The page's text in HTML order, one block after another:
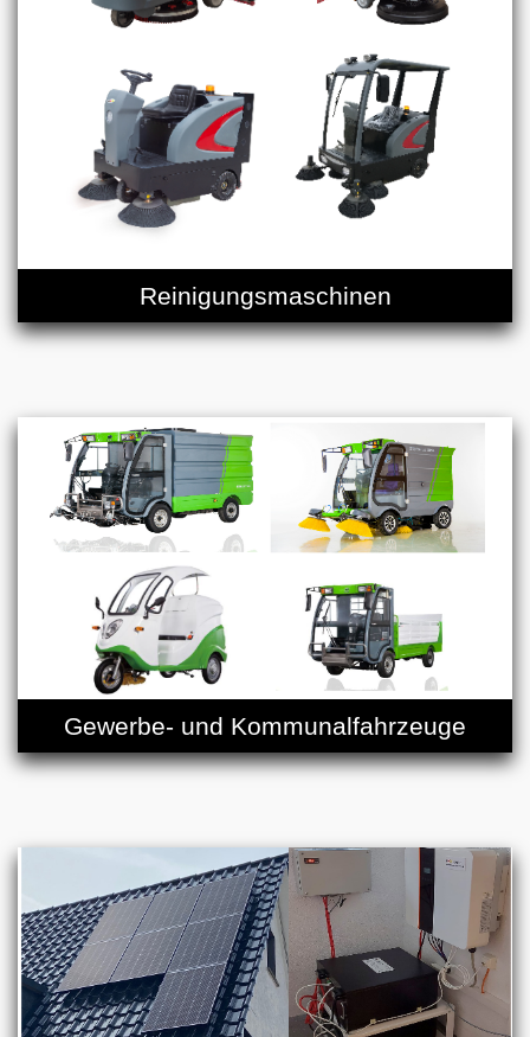
Reinigungsmaschinen
Gewerbe- und Kommunalfahrzeuge